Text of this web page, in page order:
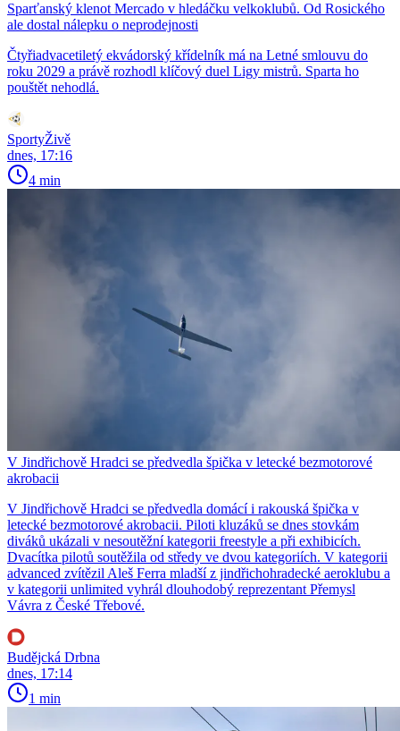
Sparťanský klenot Mercado v hledáčku velkoklubů. Od Rosického
ale dostal nálepku o neprodejnosti
Čtyřiadvacetiletý ekvádorský křídelník má na Letné smlouvu do
roku 2029 a právě rozhodl klíčový duel Ligy mistrů. Sparta ho
pouštět nehodlá.
SportyŽivě
dnes, 17:16
4 min
V Jindřichově Hradci se předvedla špička v letecké bezmotorové
akrobacii
V Jindřichově Hradci se předvedla domácí i rakouská špička v
letecké bezmotorové akrobacii. Piloti kluzáků se dnes stovkám
diváků ukázali v nesoutěžní kategorii freestyle a při exhibicích.
Dvacítka pilotů soutěžila od středy ve dvou kategoriích. V kategorii
advanced zvítězil Aleš Ferra mladší z jindřichohradecké aeroklubu a
v kategorii unlimited vyhrál dlouhodobý reprezentant Přemysl
Vávra z České Třebové.
Budějcká Drbna
dnes, 17:14
1 min